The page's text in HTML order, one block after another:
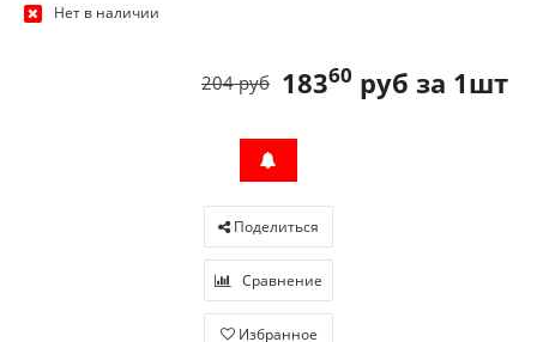
Нет в наличии
18360 руб за 1шт
204 руб
Поделиться
Сравнение
Избранное